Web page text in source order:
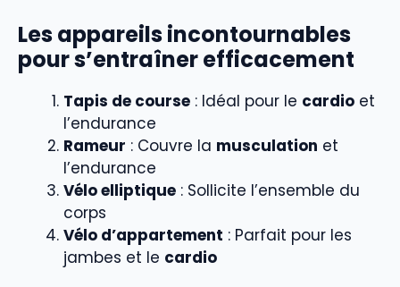
Les appareils incontournables
pour s’entraîner efficacement
Tapis de course : Idéal pour le cardio et
l’endurance
Rameur : Couvre la musculation et
l’endurance
Vélo elliptique : Sollicite l’ensemble du
corps
Vélo d’appartement : Parfait pour les
jambes et le cardio